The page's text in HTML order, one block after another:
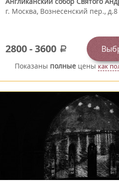
г. Москва, Вознесенский пер., д.8
2800-3600 a
Показаны полныеценыкак